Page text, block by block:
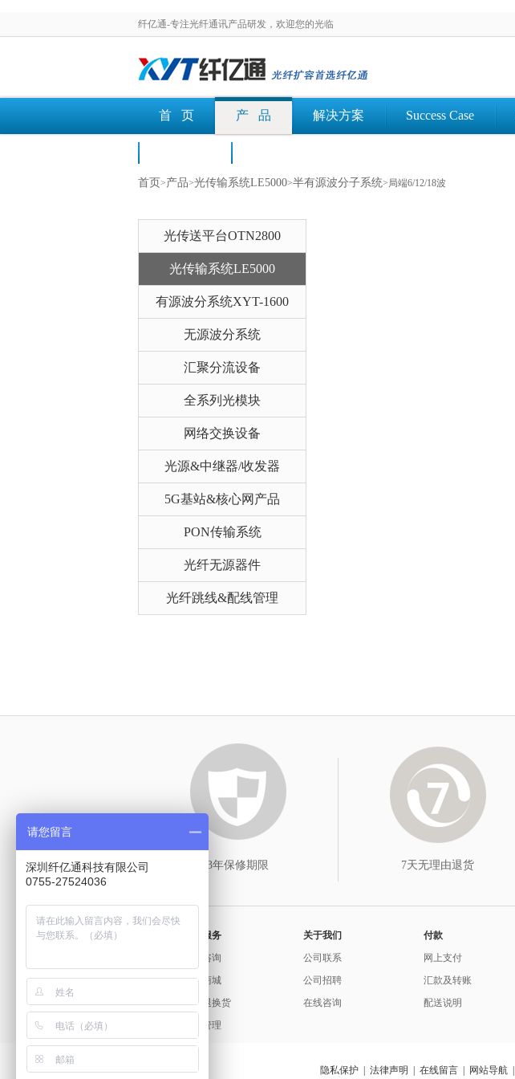
纤亿通-专注光纤通讯产品研发，欢迎您的光临
首 页 产 品 解决方案 Success Case
首页 >产品>光传输系统LE5000>半有源波分子系统>局端6/12/18波
光传送平台OTN2800
光传输系统LE5000
有源波分系统XYT-1600
无源波分系统
汇聚分流设备
全系列光模块
网络交换设备
光源&中继器/收发器
5G基站&核心网产品
PON传输系统
光纤无源器件
光纤跳线&配线管理
3年保修期限 7天无理由退货
常用服务
问题咨询
官方商城
保修退换货
发票管理
关于我们
公司联系
公司招聘
在线咨询
付款
网上支付
汇款及转账
配送说明
隐私保护 法律声明 在线留言 网站导航
请您留言
深圳纤亿通科技有限公司
0755-27524036